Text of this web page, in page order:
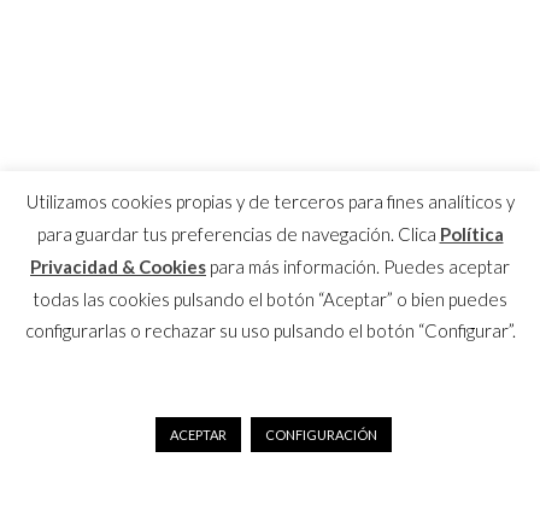
Utilizamos cookies propias y de terceros para fines analíticos y
para guardar tus preferencias de navegación. Clica Política
Privacidad & Cookies para más información. Puedes aceptar
todas las cookies pulsando el botón “Aceptar” o bien puedes
configurarlas o rechazar su uso pulsando el botón “Configurar”.
ACEPTAR CONFIGURACIÓN